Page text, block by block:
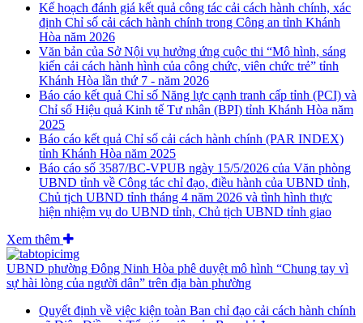
Kế hoạch đánh giá kết quả công tác cải cách hành chính, xác
định Chỉ số cải cách hành chính trong Công an tỉnh Khánh
Hòa năm 2026
Văn bản của Sở Nội vụ hưởng ứng cuộc thi “Mô hình, sáng
kiến cải cách hành hình của công chức, viên chức trẻ” tỉnh
Khánh Hòa lần thứ 7 - năm 2026
Báo cáo kết quả Chỉ số Năng lực cạnh tranh cấp tỉnh (PCI) và
Chỉ số Hiệu quả Kinh tế Tư nhân (BPI) tỉnh Khánh Hòa năm
2025
Báo cáo kết quả Chỉ số cải cách hành chính (PAR INDEX)
tỉnh Khánh Hòa năm 2025
Báo cáo số 3587/BC-VPUB ngày 15/5/2026 của Văn phòng
UBND tỉnh về Công tác chỉ đạo, điều hành của UBND tỉnh,
Chủ tịch UBND tỉnh tháng 4 năm 2026 và tình hình thực
hiện nhiệm vụ do UBND tỉnh, Chủ tịch UBND tỉnh giao
Xem thêm
UBND phường Đông Ninh Hòa phê duyệt mô hình “Chung tay vì
sự hài lòng của người dân” trên địa bàn phường
Quyết định về việc kiện toàn Ban chỉ đạo cải cách hành chính